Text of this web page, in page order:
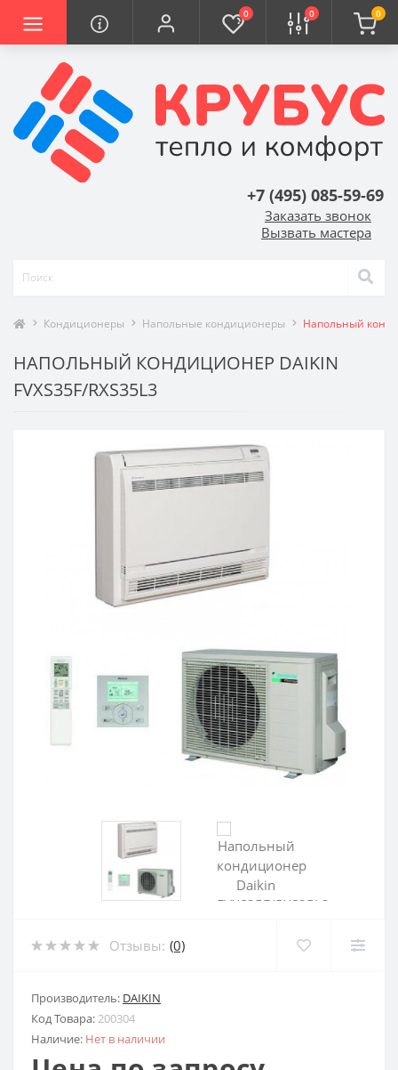
0 0 0
+7 (495) 085-59-69
Заказать звонок
Вызвать мастера
Кондиционеры Напольные кондиционеры Напольный
НАПОЛЬНЫЙ КОНДИЦИОНЕР DAIKIN
FVXS35F/RXS35L3
Отзывы: (0)
Производитель: DAIKIN
Код Товара:200304
Наличие: Нет в наличии